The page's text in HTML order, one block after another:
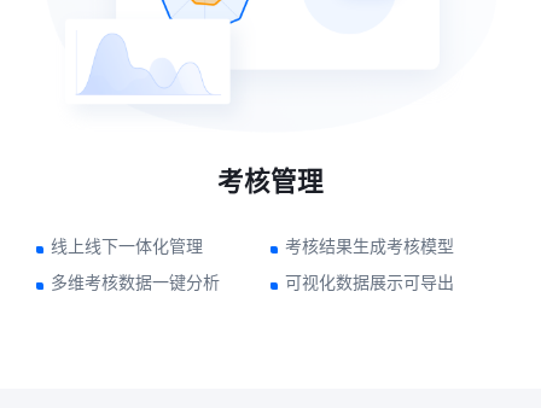
考核管理
线上线下一体化管理
考核结果生成考核模型
多维考核数据一键分析
可视化数据展示可导出